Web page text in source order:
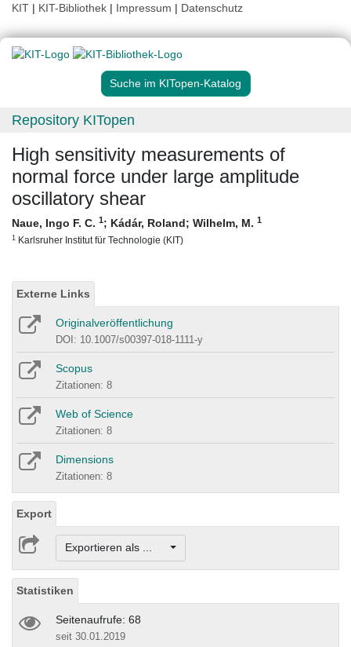
KIT | KIT-Bibliothek | Impressum | Datenschutz
Suche im KITopen-Katalog
Repository KITopen
High sensitivity measurements of
normal force under large amplitude
oscillatory shear
Naue, Ingo F. C. 1; Kádár, Roland; Wilhelm, M. 1
1 Karlsruher Institut für Technologie (KIT)
Externe Links
Originalveröffentlichung
DOI: 10.1007/s00397-018-1111-y
Scopus
Zitationen: 8
Web of Science
Zitationen: 8
Dimensions
Zitationen: 8
Export
Exportieren als ...
Statistiken
Seitenaufrufe: 68
seit 30.01.2019